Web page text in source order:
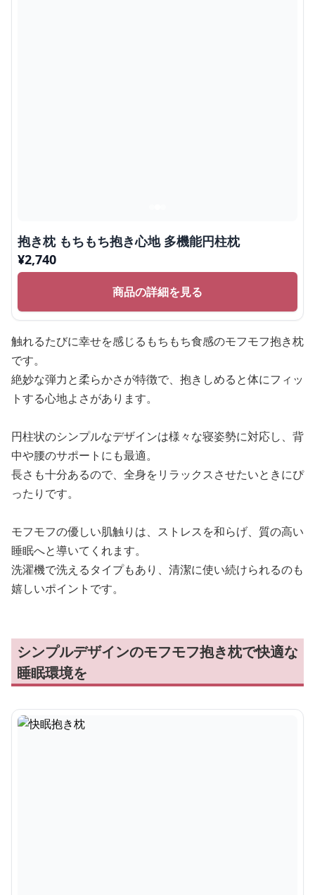
抱き枕 もちもち抱き心地 多機能円柱枕
¥2,740
商品の詳細を見る
触れるたびに幸せを感じるもちもち食感のモフモフ抱き枕
です。
絶妙な弾力と柔らかさが特徴で、抱きしめると体にフィッ
トする心地よさがあります。
円柱状のシンプルなデザインは様々な寝姿勢に対応し、背
中や腰のサポートにも最適。
長さも十分あるので、全身をリラックスさせたいときにぴ
ったりです。
モフモフの優しい肌触りは、ストレスを和らげ、質の高い
睡眠へと導いてくれます。
洗濯機で洗えるタイプもあり、清潔に使い続けられるのも
嬉しいポイントです。
シンプルデザインのモフモフ抱き枕で快適な
睡眠環境を